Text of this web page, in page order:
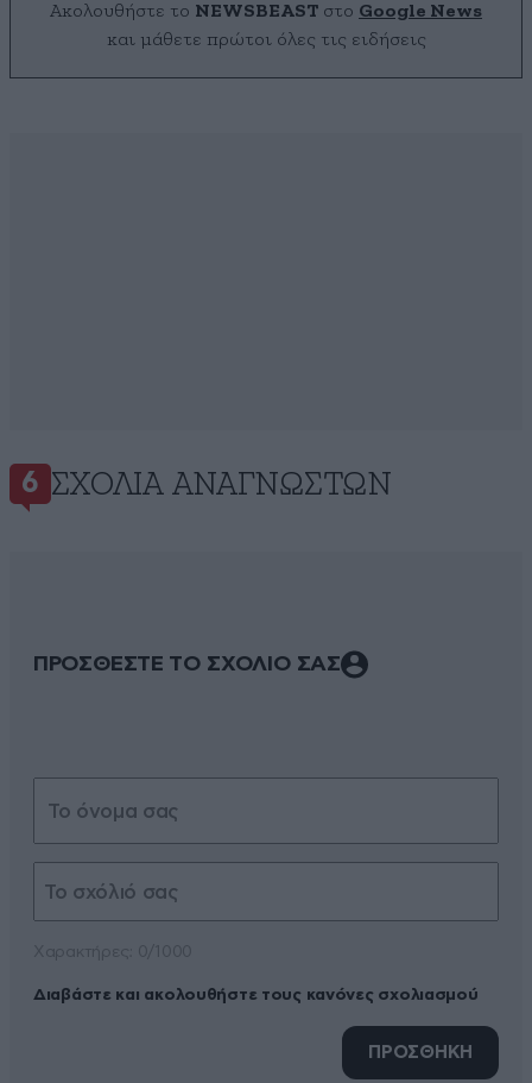
Ακολουθήστε το NEWSBEAST στο Google News
και μάθετε πρώτοι όλες τις ειδήσεις
6 ΣΧΌΛΙΑ ΑΝΑΓΝΩΣΤΏΝ
ΠΡΟΣΘΕΣΤΕ ΤΟ ΣΧΟΛΙΟ ΣΑΣ
Διαβάστε και ακολουθήστε τους κανόνες σχολιασμού
ΠΡΟΣΘΗΚΗ